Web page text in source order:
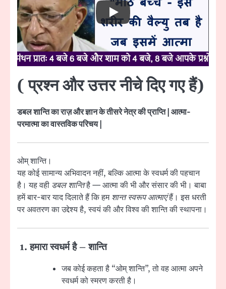
( प्रश्न और उत्तर नीचे दिए गए हैं)
डबल शान्ति का राज़ और ज्ञान के तीसरे नेत्र की प्राप्ति | आत्मा-
परमात्मा का वास्तविक परिचय |
ओम् शान्ति।
यह कोई सामान्य अभिवादन नहीं, बल्कि आत्मा के स्वधर्म की पहचान
है। यह वही डबल शान्तिहै — आत्मा की भी और संसार की भी। बाबा
हमें बार-बार याद दिलाते हैं कि हमशान्त स्वरूप आत्माएंहैं। इस धरती
पर अवतरण का उद्देश्य है, स्वयं की और विश्व की शान्ति की स्थापना।
1.हमारा स्वधर्म है – शान्ति
जब कोई कहता है “ओम् शान्ति”, तो वह आत्मा अपने
स्वधर्म को स्मरण करती है।